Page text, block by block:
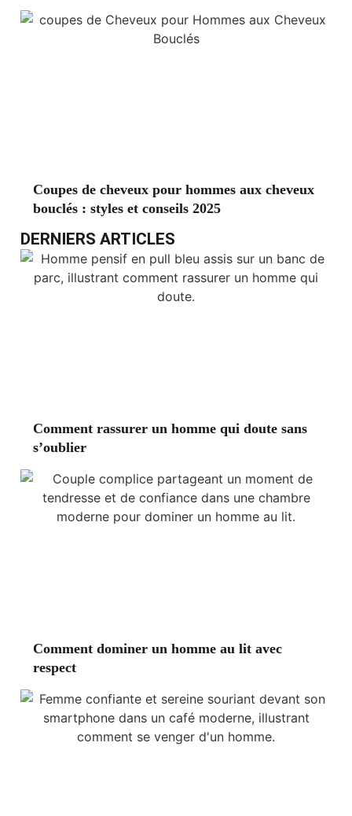
Coupes de cheveux pour hommes aux cheveux
bouclés : styles et conseils 2025
DERNIERS ARTICLES
Comment rassurer un homme qui doute sans
s’oublier
Comment dominer un homme au lit avec
respect